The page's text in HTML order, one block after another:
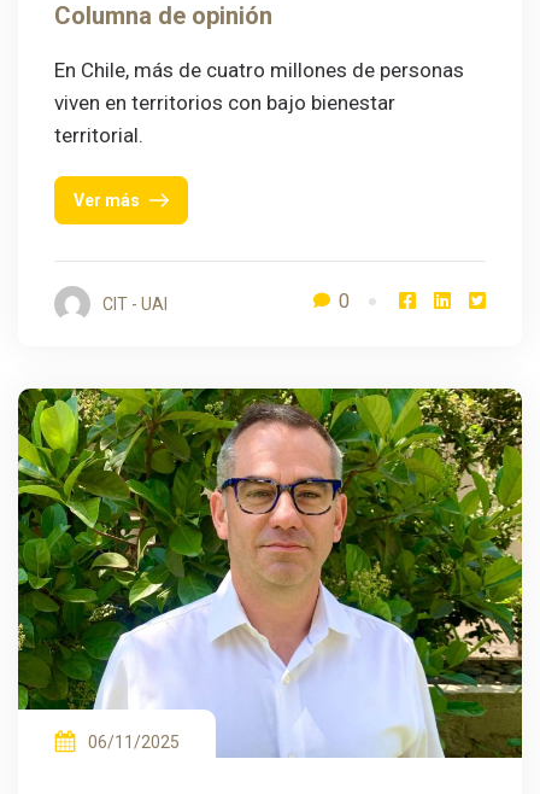
Columna de opinión
En Chile, más de cuatro millones de personas
viven en territorios con bajo bienestar
territorial.
Ver más
CIT - UAI 0
06/11/2025